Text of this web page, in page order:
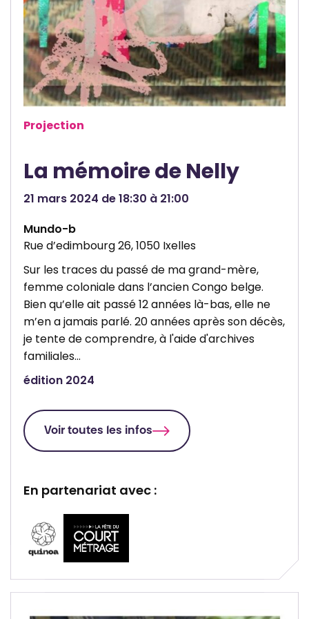
b
l
Projection
La mémoire de Nelly
21 mars 2024 de 18:30 à 21:00
Mundo-b
Rue d’edimbourg 26, 1050 Ixelles
Sur les traces du passé de ma grand-mère,
femme coloniale dans l’ancien Congo belge.
Bien qu’elle ait passé 12 années là-bas, elle ne
m’en a jamais parlé. 20 années après son décès,
je tente de comprendre, à l'aide d'archives
familiales…
édition 2024
Voir toutes les infos
En partenariat avec :
t
r
t